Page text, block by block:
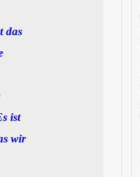
das
ist
wir